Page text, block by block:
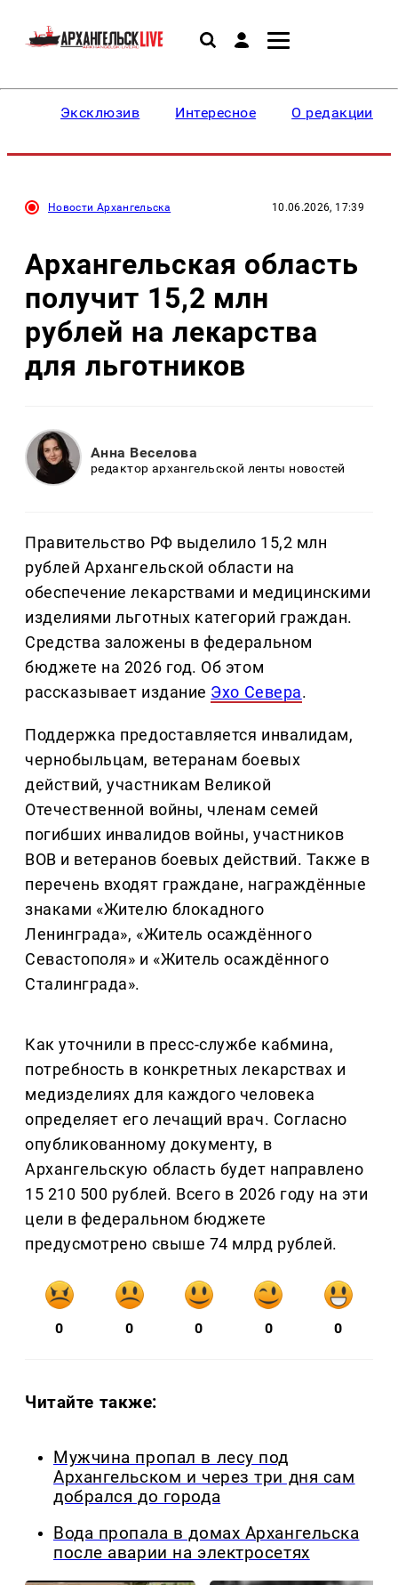
Эксклюзив Интересное О редакции
Новости Архангельска 10.06.2026, 17:39
Архангельская область
получит 15,2 млн
рублей на лекарства
для льготников
Анна Веселова
редактор архангельской ленты новостей
Правительство РФ выделило 15,2 млн
рублей Архангельской области на
обеспечение лекарствами и медицинскими
изделиями льготных категорий граждан.
Средства заложены в федеральном
бюджете на 2026 год. Об этом
рассказывает издание Эхо Севера.
Поддержка предоставляется инвалидам,
чернобыльцам, ветеранам боевых
действий, участникам Великой
Отечественной войны, членам семей
погибших инвалидов войны, участников
ВОВ и ветеранов боевых действий. Также в
перечень входят граждане, награждённые
знаками «Жителю блокадного
Ленинграда», «Житель осаждённого
Севастополя» и «Житель осаждённого
Сталинграда».
Как уточнили в пресс-службе кабмина,
потребность в конкретных лекарствах и
медизделиях для каждого человека
определяет его лечащий врач. Согласно
опубликованному документу, в
Архангельскую область будет направлено
15 210 500 рублей. Всего в 2026 году на эти
цели в федеральном бюджете
предусмотрено свыше 74 млрд рублей.
0 0 0 0 0
Читайте также:
Мужчина пропал в лесу под
Архангельском и через три дня сам
добрался до города
Вода пропала в домах Архангельска
после аварии на электросетях